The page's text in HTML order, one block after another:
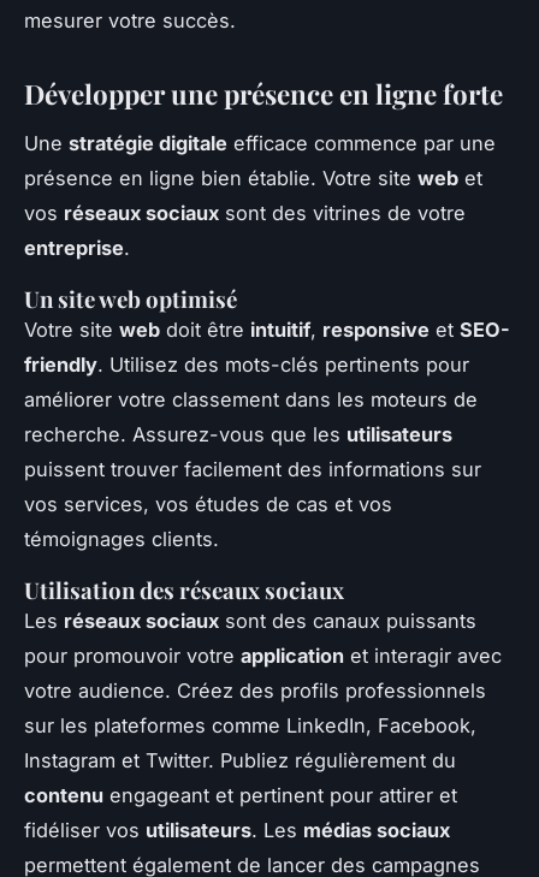
mesurer votre succès.
Développer une présence en ligne forte
Une stratégie digitale efficace commence par une
présence en ligne bien établie. Votre site web et
vos réseaux sociaux sont des vitrines de votre
entreprise.
Un site web optimisé
Votre site web doit être intuitif, responsive et SEO-
friendly. Utilisez des mots-clés pertinents pour
améliorer votre classement dans les moteurs de
recherche. Assurez-vous que les utilisateurs
puissent trouver facilement des informations sur
vos services, vos études de cas et vos
témoignages clients.
Utilisation des réseaux sociaux
Les réseaux sociaux sont des canaux puissants
pour promouvoir votre application et interagir avec
votre audience. Créez des profils professionnels
sur les plateformes comme LinkedIn, Facebook,
Instagram et Twitter. Publiez régulièrement du
contenu engageant et pertinent pour attirer et
fidéliser vos utilisateurs. Les médias sociaux
permettent également de lancer des campagnes